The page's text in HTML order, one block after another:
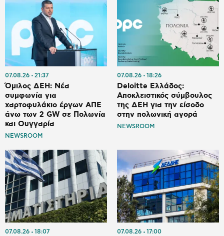
07.08.26 21:37
Όμιλος ΔΕΗ: Νέα
συμφωνία για
χαρτοφυλάκιο έργων ΑΠΕ
άνω των 2 GW σε Πολωνία
και Ουγγαρία
NEWSROOM
07.08.26 18:26
Deloitte Ελλάδος:
Αποκλειστικός σύμβουλος
της ΔΕΗ για την είσοδο
στην πολωνική αγορά
NEWSROOM
07.08.26 18:07 07.08.26 17:00